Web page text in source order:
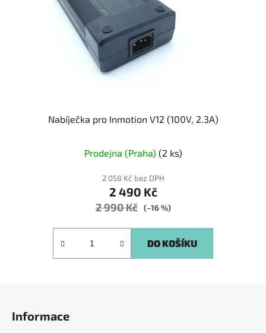
Nabíječka pro Inmotion V12 (100V, 2.3A)
Prodejna (Praha) (2 ks)
2 058 Kč bez DPH
2 490 Kč
2 990 Kč (–16 %)
DO KOŠÍKU
Informace